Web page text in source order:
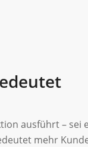
ausführt – sei
mehr